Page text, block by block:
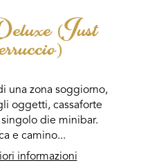
(Just
una zona soggiorno,
oggetti, cassaforte
die minibar.
e camino...
informazioni